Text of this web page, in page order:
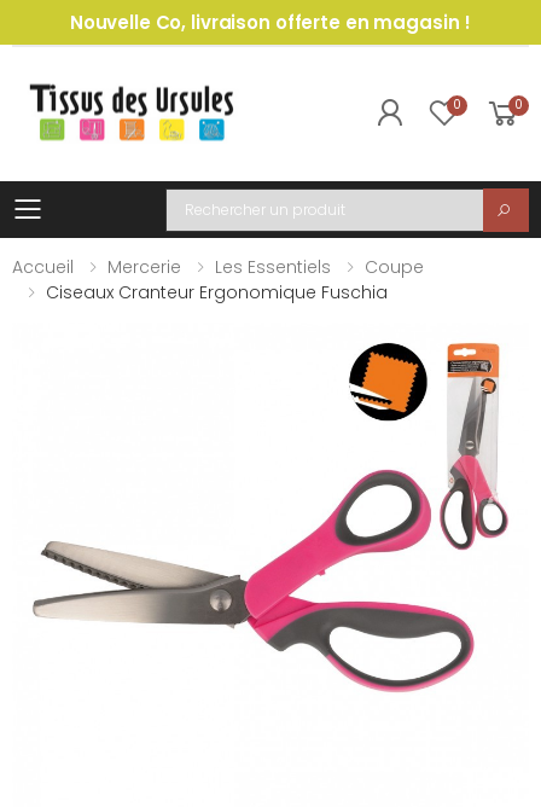
Nouvelle Co, livraison offerte en magasin !
0 0
Toggle mobile menu
Recherche
Accueil
Mercerie Les Essentiels
Coupe
Ciseaux Cranteur Ergonomique Fuschia